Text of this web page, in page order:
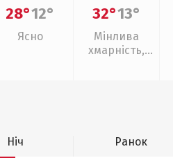
28°12°
Ясно
32°13°
Мінлива
хмарність,
Ніч Ранок